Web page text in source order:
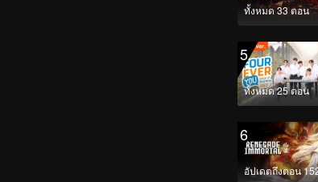
ทั้งหมด 33 ตอน
5
ทั้งหมด 25 ตอน
6
อัปเดตถึงตอน